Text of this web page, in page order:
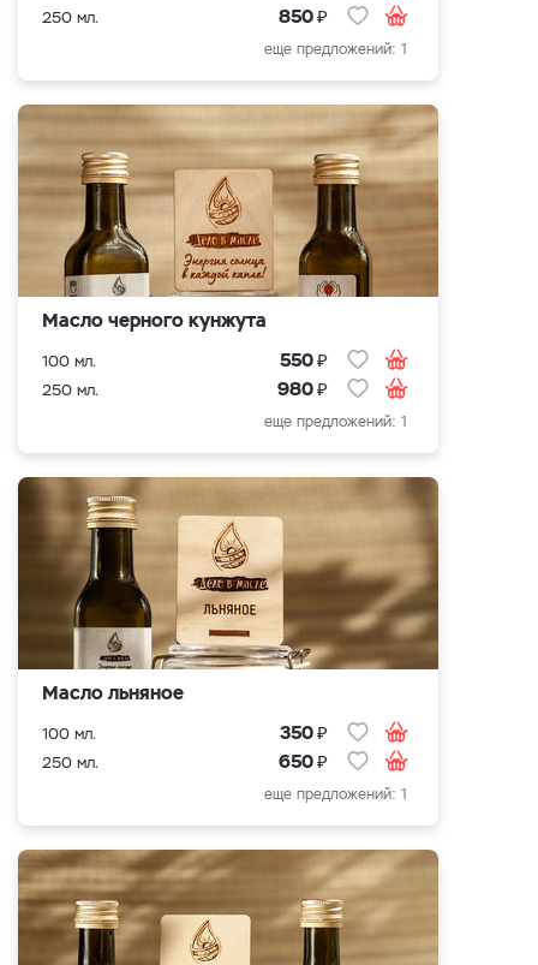
250 мл. 850₽
еще предложений: 1
Масло черного кунжута
100 мл. 550₽
250 мл. 980₽
еще предложений: 1
Масло льняное
100 мл. 350₽
250 мл. 650₽
еще предложений: 1